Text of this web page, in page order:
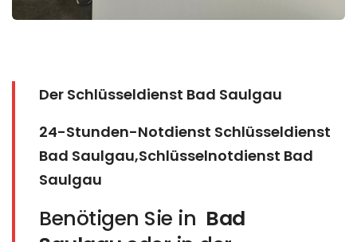
Der Schlüsseldienst Bad Saulgau
24-Stunden-Notdienst Schlüsseldienst
Bad Saulgau,Schlüsselnotdienst Bad
Saulgau
Benötigen Sie in Bad